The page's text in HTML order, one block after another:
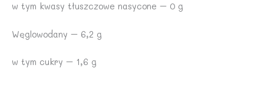
w tym kwasy tłuszczowe nasycone – 0 g
Węglowodany – 6,2 g
w tym cukry – 1,6 g